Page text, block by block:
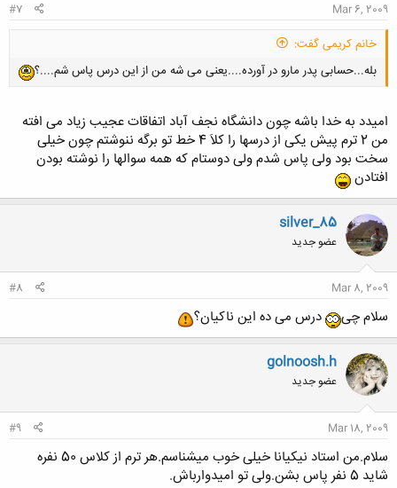
Mar 6, 2009
#7
خانم کریمی گفت:
بله...حسابی پدر مارو در آورده....یعنی می شه من از این درس پاس شم....؟
امیدد به خدا باشه چون دانشگاه نجف آباد اتفاقات عجیب زیاد می افته
من 2 ترم پیش یکی از درسها را کلاَ 4 خط تو برگه ننوشتم چون خیلی
سخت بود ولی پاس شدم ولی دوستام که همه سوالها را نوشته بودن
افتادن
silver_85
عضو جدید
Mar 8, 2009
#8
سلام چی درس می ده این ناکیان؟
golnoosh.h
عضو جدید
Mar 18, 2009
#9
سلام.من استاد نیکیانا خیلی خوب میشناسم.هر ترم از کلاس 50 نفره
شاید 5 نفر پاس بشن.ولی تو امیدوارباش.